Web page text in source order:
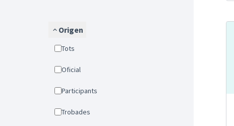
Origen
Tots
Oficial
Participants
Trobades